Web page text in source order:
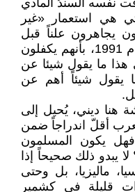
نفسه السندُ المادي
هي استعمار «غير
يجاهرون علناً قبل
بدء «عملية السلام» في مدريد عام 1991، بأنهم يكفلون
ما يقول شيئا عن
يقول شيئاً أهم عن
هنا ديني، يُحيل إلى
أقلّ اندراجاً ضمن
يكون المسلمون
يبدو ذلك صحيحاً إذا
ماليزيا، بل وحتى
قليلة في كشمير